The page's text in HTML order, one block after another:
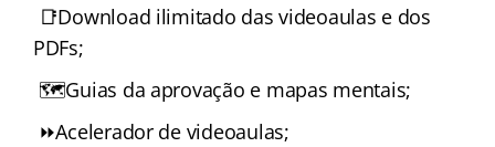
📑Download ilimitado das videoaulas e dos
PDFs;
🗺️Guias da aprovação e mapas mentais;
⏩Acelerador de videoaulas;